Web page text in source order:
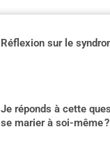
Réflexion sur le
Je réponds à cette
se marier à soi-même ?